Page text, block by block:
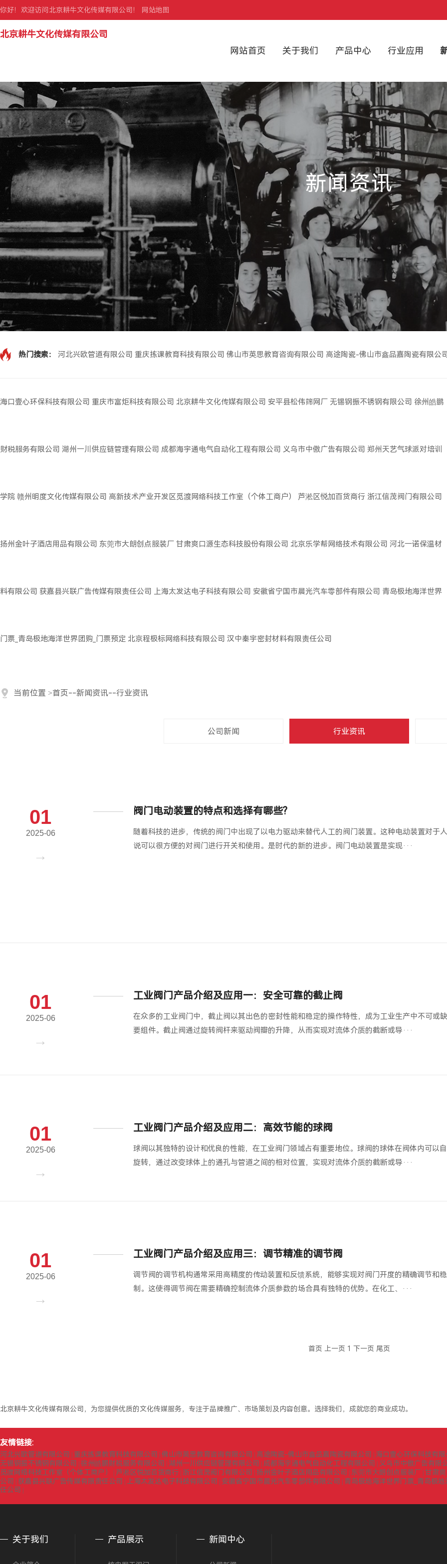
你好！欢迎访问北京耕牛文化传媒有限公司！ 网站地图
北京耕牛文化传媒有限公司
网站首页
关于我们 产品中心 行业应用
新闻资讯
热门搜索： 河北兴欧管道有限公司 重庆拣课教育科技有限公司 佛山市英思教育咨询有限公司 高途陶瓷-佛山市鑫品嘉陶瓷有限公
海口壹心环保科技有限公司 重庆市富炬科技有限公司 北京耕牛文化传媒有限公司 安平县松伟筛网厂 无锡钢振不锈钢有限公司 徐州皓鹏
财税服务有限公司 湖州一川供应链管理有限公司 成都海宇通电气自动化工程有限公司 义乌市中傲广告有限公司 郑州天艺气球派对培训
学院 赣州明度文化传媒有限公司 高新技术产业开发区觅渡网络科技工作室（个体工商户） 芦淞区悦加百货商行 浙江信茂阀门有限公司
扬州金叶子酒店用品有限公司 东莞市大朗创点服装厂 甘肃爽口源生态科技股份有限公司 北京乐学帮网络技术有限公司 河北一诺保温材
料有限公司 获嘉县兴联广告传媒有限责任公司 上海太发达电子科技有限公司 安徽省宁国市晨光汽车零部件有限公司 青岛极地海洋世界
门票_青岛极地海洋世界团购_门票预定 北京程极标网络科技有限公司 汉中秦宇密封材料有限责任公司
当前位置 >首页--新闻资讯--行业资讯
公司新闻 行业资讯
01
2025-06
阀门电动装置的特点和选择有哪些?
随着科技的进步，传统的阀门中出现了以电力驱动来替代人工的阀门装置。这种电动装置对于
说可以很方便的对阀门进行开关和使用。是时代的新的进步。阀门电动装置是实现···
01
2025-06
工业阀门产品介绍及应用一：安全可靠的截止阀
在众多的工业阀门中，截止阀以其出色的密封性能和稳定的操作特性，成为工业生产中不可或
要组件。截止阀通过旋转阀杆来驱动阀瓣的升降，从而实现对流体介质的截断或导···
01
2025-06
工业阀门产品介绍及应用二：高效节能的球阀
球阀以其独特的设计和优良的性能，在工业阀门领域占有重要地位。球阀的球体在阀体内可以
旋转，通过改变球体上的通孔与管道之间的相对位置，实现对流体介质的截断或导···
01
2025-06
工业阀门产品介绍及应用三：调节精准的调节阀
调节阀的调节机构通常采用高精度的传动装置和反馈系统，能够实现对阀门开度的精确调节和
制。这使得调节阀在需要精确控制流体介质参数的场合具有独特的优势。在化工、···
首页 上一页 1 下一页 尾页
北京耕牛文化传媒有限公司，为您提供优质的文化传媒服务，专注于品牌推广、市场策划及内容创意。选择我们，成就您的商业成功。
友情链接:
河北兴欧管道有限公司 重庆拣课教育科技有限公司 佛山市英思教育咨询有限公司 高途陶瓷-佛山市鑫品嘉陶瓷有限公司
海口壹心环保科技有
无锡钢振不锈钢有限公司
徐州皓鹏财税服务有限公司 湖州一川供应链管理有限公司 成都海宇通电气自动化工程有限公司
义乌市中傲广告有限
觅渡网络科技工作室（个体工商户）
芦淞区悦加百货商行 浙江信茂阀门有限公司 扬州金叶子酒店用品有限公司 东莞市大朗创点服装厂 甘肃
公司
获嘉县兴联广告传媒有限责任公司 上海太发达电子科技有限公司 安徽省宁国市晨光汽车零部件有限公司
青岛极地海洋世界门票_青岛极
任公司
关于我们 产品展示 新闻中心